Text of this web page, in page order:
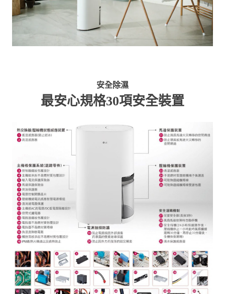
安全除濕
最安心規格30項安全裝置